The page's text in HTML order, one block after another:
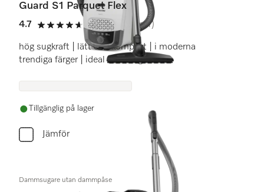
Guard S1 Parquet Flex
4.7
4.7 stars out of 5
(31 recensioner)
hög sugkraft | lätt och kompakt | i moderna
trendiga färger | ideal f hårda golv
Tillgänglig på lager
Jämför
Dammsugare utan dammpåse